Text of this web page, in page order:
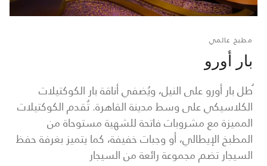
مطبخ عالمي
بار أورو
ُطل بار أورو على النيل، ويُضفي أناقة بار الكوكتيلات
الكلاسيكي على وسط مدينة القاهرة. تُقدم الكوكتيلات
المميزة مع مشروبات فاتحة للشهية مستوحاة من
المطبخ الإيطالي، أو وجبات خفيفة، كما يتميز بغرفة حفظ
السيجار تضم مجموعة رائعة من السيجار